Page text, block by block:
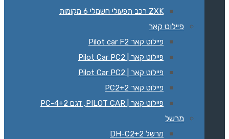
ZXK רכב תפעולי חשמלי 6 מקומות
פיילוט קאר
פיילוט קאר Pilot car F2
פיילוט קאר | Pilot Car PC2
פיילוט קאר | Pilot Car PC2
פיילוט קאר PC2+2
פיילוט קאר | PILOT CAR, דגם PC-4+2
מרשל
מרשל DH-C2+2